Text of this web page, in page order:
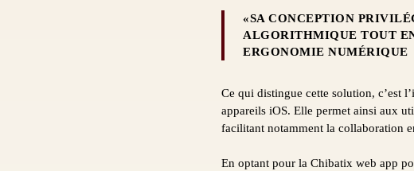
«SA CONCEPTION
ALGORITHMIQUE TOUT
ERGONOMIE NUMÉRIQUE
Ce qui distingue cette solution, c’est
appareils iOS. Elle permet ainsi aux
facilitant notamment la collaboration
En optant pour la Chibatix web app